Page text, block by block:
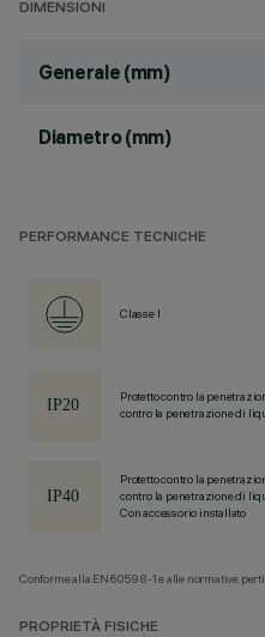
DIMENSIONI
Generale (mm)
Diametro (mm)
PERFORMANCE TECNICHE
Classe I
Protetto contro la
contro la penetrazione di
Protetto contro la
contro la penetrazione di
Con accessorio installato
Conforme alla EN60598-1 e alle normative
PROPRIETÀ FISICHE